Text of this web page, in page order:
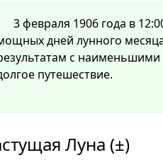
3 февраля 1906 года в
дней лунного
с
путешествие.
Луна (±)